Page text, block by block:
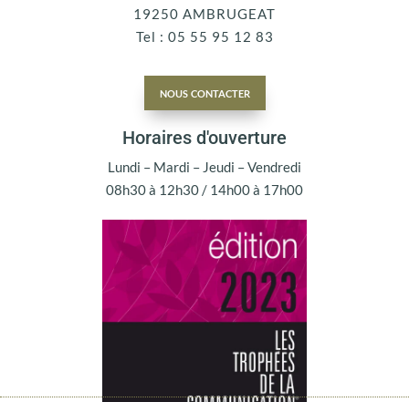
19250 AMBRUGEAT
Tel : 05 55 95 12 83
nous contacter
Horaires d'ouverture
Lundi – Mardi – Jeudi – Vendredi
08h30 à 12h30 / 14h00 à 17h00